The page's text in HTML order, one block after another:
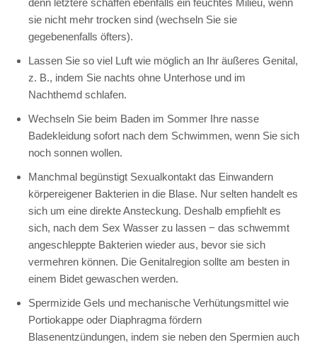
denn letztere schaffen ebenfalls ein feuchtes Milieu, wenn
sie nicht mehr trocken sind (wechseln Sie sie
gegebenenfalls öfters).
Lassen Sie so viel Luft wie möglich an Ihr äußeres Genital,
z. B., indem Sie nachts ohne Unterhose und im
Nachthemd schlafen.
Wechseln Sie beim Baden im Sommer Ihre nasse
Badekleidung sofort nach dem Schwimmen, wenn Sie sich
noch sonnen wollen.
Manchmal begünstigt Sexualkontakt das Einwandern
körpereigener Bakterien in die Blase. Nur selten handelt es
sich um eine direkte Ansteckung. Deshalb empfiehlt es
sich, nach dem Sex Wasser zu lassen − das schwemmt
angeschleppte Bakterien wieder aus, bevor sie sich
vermehren können. Die Genitalregion sollte am besten in
einem Bidet gewaschen werden.
Spermizide Gels und mechanische Verhütungsmittel wie
Portiokappe oder Diaphragma fördern
Blasenentzündungen, indem sie neben den Spermien auch